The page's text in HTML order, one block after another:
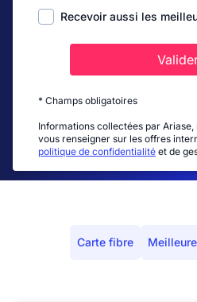
Recevoir aussi les
* Champs obligatoires
Informations collectées par
vous renseigner sur les offres
politique de confidentialité et de
Carte fibre